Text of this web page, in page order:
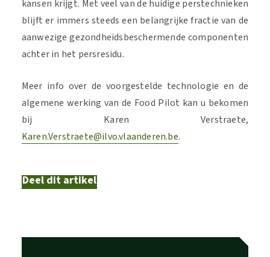
kansen krijgt. Met veel van de huidige perstechnieken
blijft er immers steeds een belangrijke fractie van de
aanwezige gezondheidsbeschermende componenten
achter in het persresidu.
Meer info over de voorgestelde technologie en de
algemene werking van de Food Pilot kan u bekomen
bij Karen Verstraete,
Karen.Verstraete@ilvo.vlaanderen.be.
Deel dit artikel